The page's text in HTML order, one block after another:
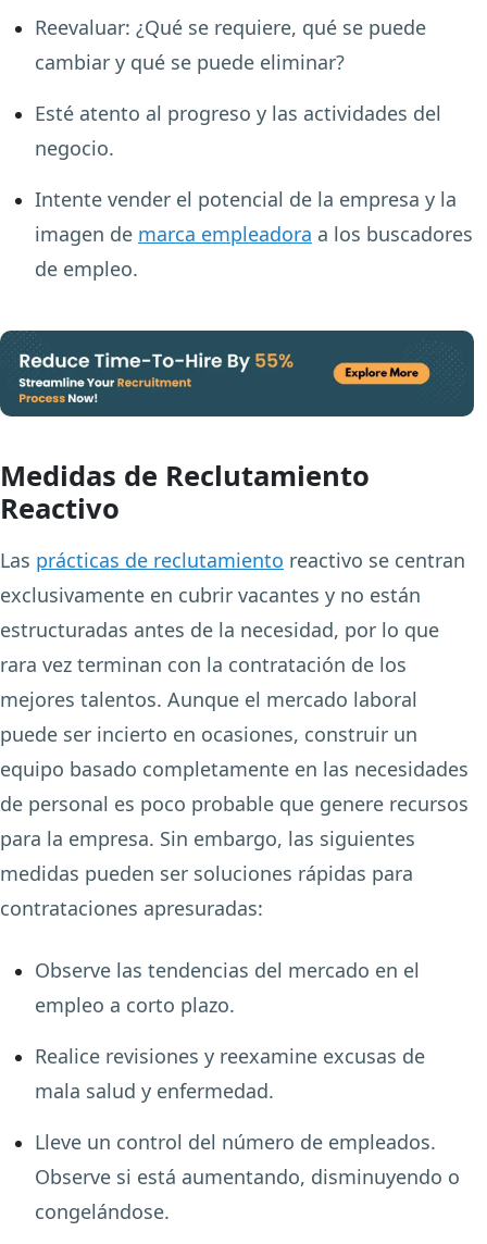
Reevaluar: ¿Qué se requiere, qué se puede
cambiar y qué se puede eliminar?
Esté atento al progreso y las actividades del
negocio.
Intente vender el potencial de la empresa y la
imagen de marca empleadora a los buscadores
de empleo.
Medidas de Reclutamiento
Reactivo
Las prácticas de reclutamiento reactivo se centran
exclusivamente en cubrir vacantes y no están
estructuradas antes de la necesidad, por lo que
rara vez terminan con la contratación de los
mejores talentos. Aunque el mercado laboral
puede ser incierto en ocasiones, construir un
equipo basado completamente en las necesidades
de personal es poco probable que genere recursos
para la empresa. Sin embargo, las siguientes
medidas pueden ser soluciones rápidas para
contrataciones apresuradas:
Observe las tendencias del mercado en el
empleo a corto plazo.
Realice revisiones y reexamine excusas de
mala salud y enfermedad.
Lleve un control del número de empleados.
Observe si está aumentando, disminuyendo o
congelándose.